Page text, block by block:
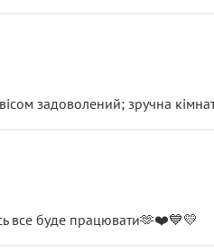
задоволений; зручна
все буде працювати🫶❤️💙💛